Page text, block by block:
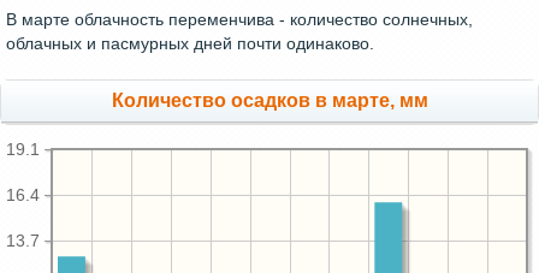
В марте облачность переменчива - количество солнечных,
облачных и пасмурных дней почти одинаково.
Количество осадков в марте, мм
13.7
16.4
19.1